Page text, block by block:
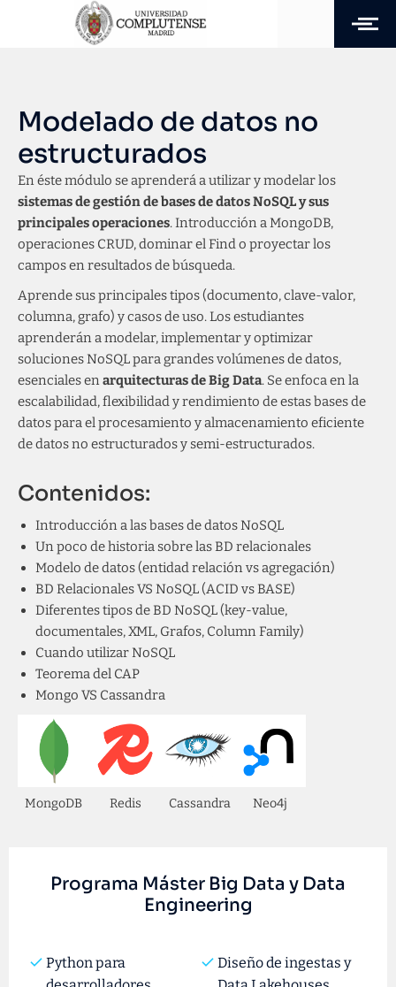
Modelado de datos no
estructurados
En éste módulo se aprenderá a utilizar y modelar los
sistemas de gestión de bases de datos NoSQL y sus
principales operaciones. Introducción a MongoDB,
operaciones CRUD, dominar el Find o proyectar los
campos en resultados de búsqueda.
Aprende sus principales tipos (documento, clave-valor,
columna, grafo) y casos de uso. Los estudiantes
aprenderán a modelar, implementar y optimizar
soluciones NoSQL para grandes volúmenes de datos,
esenciales enarquitecturas de Big Data. Se enfoca en la
escalabilidad, flexibilidad y rendimiento de estas bases de
datos para el procesamiento y almacenamiento eficiente
de datos no estructurados y semi-estructurados.
Contenidos:
Introducción a las bases de datos NoSQL
Un poco de historia sobre las BD relacionales
Modelo de datos (entidad relación vs agregación)
BD Relacionales VS NoSQL (ACID vs BASE)
Diferentes tipos de BD NoSQL (key-value,
documentales, XML, Grafos, Column Family)
Cuando utilizar NoSQL
Teorema del CAP
Mongo VS Cassandra
MongoDB Redis Cassandra Neo4j
Programa Máster Big Data y Data
Engineering
Python para
Diseño de ingestas y